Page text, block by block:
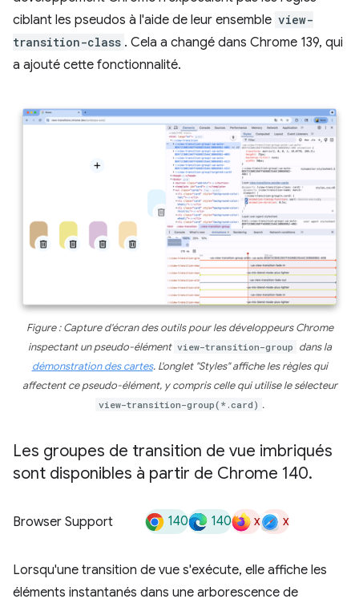
ciblant les pseudos à l'aide de leur ensemble view-
transition-class . Cela a changé dans Chrome 139, qui
a ajouté cette fonctionnalité.
Figure : Capture d'écran des outils pour les développeurs Chrome
inspectant un pseudo-élément view-transition-group dans la
démonstration des cartes. L'onglet "Styles" affiche les règles qui
affectent ce pseudo-élément, y compris celle qui utilise le sélecteur
view-transition-group(*.card) .
Les groupes de transition de vue imbriqués
sont disponibles à partir de Chrome 140.
Browser Support 140 140 x x
Lorsqu'une transition de vue s'exécute, elle affiche les
éléments instantanés dans une arborescence de